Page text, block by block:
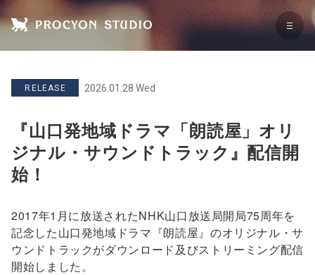
RELEASE 2026.01.28 Wed
『山口発地域ドラマ「朗読屋」オリ
ジナル・サウンドトラック』配信開
始！
2017年1月に放送されたNHK山口放送局開局75周年を
記念した山口発地域ドラマ『朗読屋』のオリジナル・サ
ウンドトラックがダウンロード及びストリーミング配信
開始しました。